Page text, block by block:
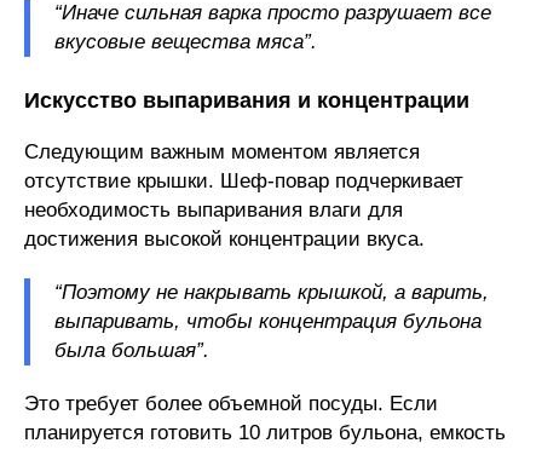
“Иначе сильная варка просто разрушает все
вкусовые вещества мяса”.
Искусство выпаривания и концентрации
Следующим важным моментом является
отсутствие крышки. Шеф-повар подчеркивает
необходимость выпаривания влаги для
достижения высокой концентрации вкуса.
“Поэтому не накрывать крышкой, а варить,
выпаривать, чтобы концентрация бульона
была большая”.
Это требует более объемной посуды. Если
планируется готовить 10 литров бульона, емкость